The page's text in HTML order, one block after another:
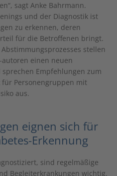
sagt Anke Bahrmann.
und der Diagnostik ist
zu erkennen, deren
für die Betroffenen bringt.
stellen
einen neuen
Empfehlungen zum
Personengruppen mit
aus.
eignen sich für
Erkennung
sind regelmäßige
Begleiterkrankungen wichtig.